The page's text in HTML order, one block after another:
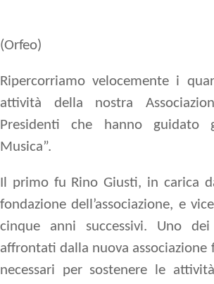
(Orfeo)
Ripercorriamo velocemente i
attività della nostra
Presidenti che hanno guidato
Musica”.
Il primo fu Rino Giusti, in carica
fondazione dell’associazione, e
cinque anni successivi. Uno
affrontati dalla nuova associazione
necessari per sostenere le